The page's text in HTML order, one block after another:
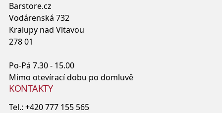
Barstore.cz
Vodárenská 732
Kralupy nad Vltavou
278 01
Po-Pá 7.30 - 15.00
Mimo otevírací dobu po domluvě
KONTAKTY
Tel.: +420 777 155 565